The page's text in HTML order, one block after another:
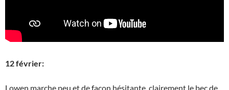
12 février:
Lowen marche peu et de façon hésitante, clairement le bec de